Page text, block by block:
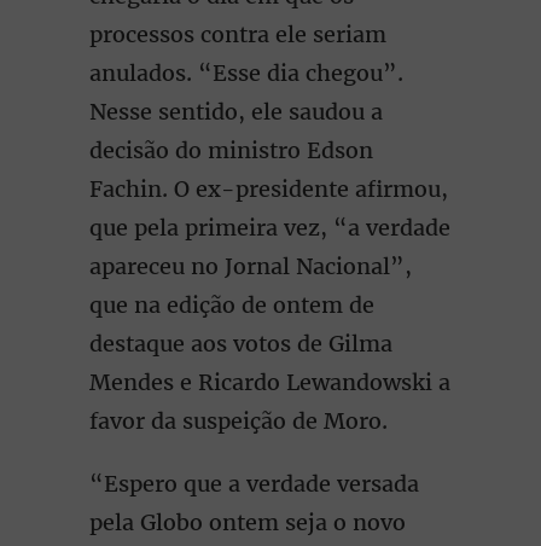
processos contra ele seriam
anulados. “Esse dia chegou”.
Nesse sentido, ele saudou a
decisão do ministro Edson
Fachin. O ex-presidente afirmou,
que pela primeira vez, “a verdade
apareceu no Jornal Nacional”,
que na edição de ontem de
destaque aos votos de Gilma
Mendes e Ricardo Lewandowski a
favor da suspeição de Moro.
“Espero que a verdade versada
pela Globo ontem seja o novo